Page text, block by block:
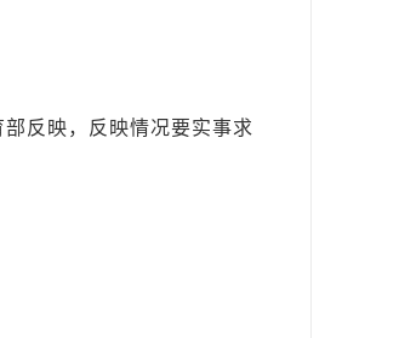
反映，反映情况要实事求